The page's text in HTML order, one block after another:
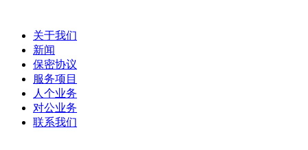
关于我们
新闻
保密协议
服务项目
人个业务
对公业务
联系我们